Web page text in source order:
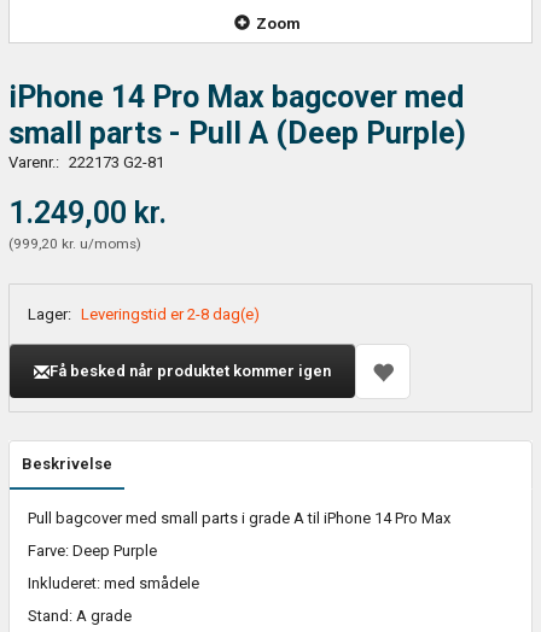
Zoom
iPhone 14 Pro Max bagcover med
small parts - Pull A (Deep Purple)
Varenr.: 222173 G2-81
1.249,00 kr.
(999,20 kr. u/moms)
Lager: Leveringstid er 2-8 dag(e)
Få besked når produktet kommer igen
Beskrivelse
Pull bagcover med small parts i grade A til iPhone 14 Pro Max
Farve: Deep Purple
Inkluderet: med smådele
Stand: A grade